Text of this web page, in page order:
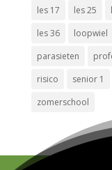
les 17
les 25
les 36
loopwiel
parasieten
risico
senior 1
zomerschool